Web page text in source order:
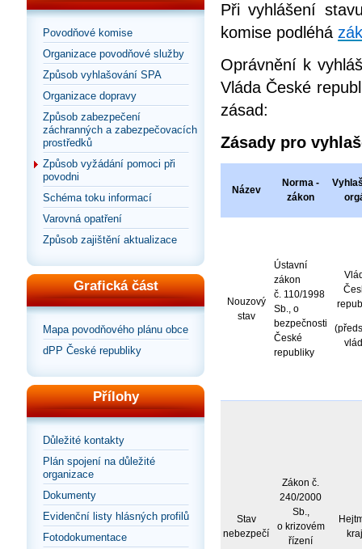
Povodňové komise
Organizace povodňové služby
Způsob vyhlašování SPA
Organizace dopravy
Způsob zabezpečení
záchranných a zabezpečovacích
prostředků
Způsob vyžádání pomoci při
povodni
Schéma toku informací
Varovná opatření
Způsob zajištění aktualizace
Grafická část
Mapa povodňového plánu obce
dPP České republiky
Přílohy
Důležité kontakty
Plán spojení na důležité
organizace
Dokumenty
Evidenční listy hlásných profilů
Fotodokumentace
Při vyhlášení
komise podléhá
Oprávnění k
Vláda České
zásad:
Zásady pro
Název
Norma -
zákon
Nouzový
stav
Ústavní
zákon
č. 110/1998
Sb., o
bezpečnosti
České
republiky
Stav
nebezpečí
Zákon č.
240/2000
Sb.,
o krizovém
řízení